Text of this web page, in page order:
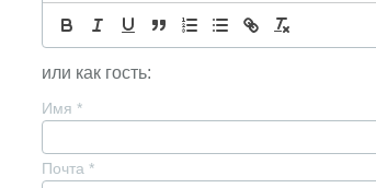
или как гость:
Имя *
Почта *